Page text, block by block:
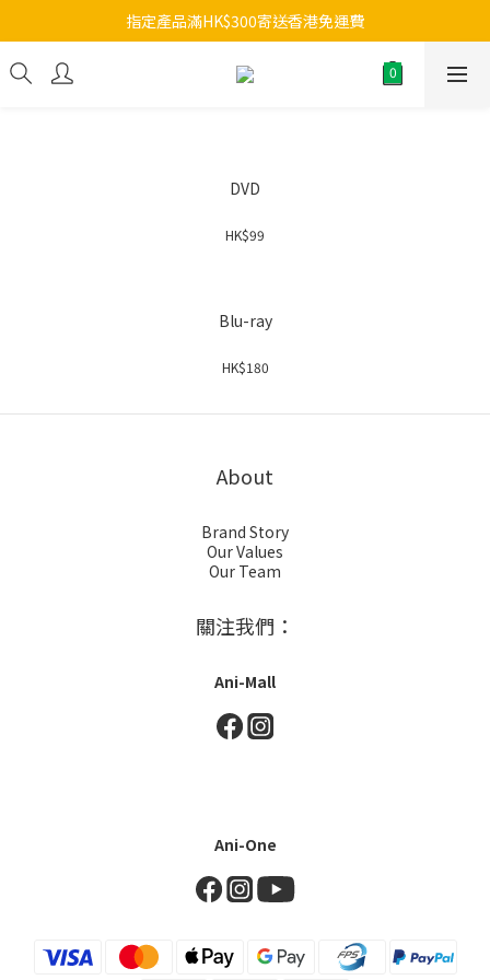
指定產品滿HK$300寄送香港免運費
DVD
HK$99
Blu-ray
HK$180
About
Brand Story
Our Values
Our Team
關注我們：
Ani-Mall
Ani-One